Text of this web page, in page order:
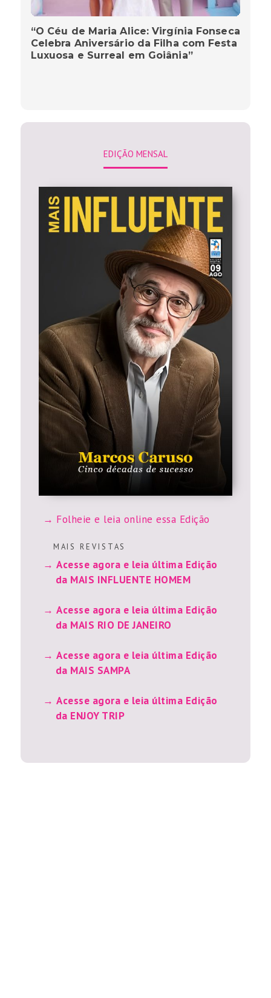
“O Céu de Maria Alice: Virgínia Fonseca
Celebra Aniversário da Filha com Festa
Luxuosa e Surreal em Goiânia”
EDIÇÃO MENSAL
Folheie e leia online essa Edição
M A I S R E V I S T A S
Acesse agora e leia última Edição
da MAIS INFLUENTE HOMEM
Acesse agora e leia última Edição
da MAIS RIO DE JANEIRO
Acesse agora e leia última Edição
da MAIS SAMPA
Acesse agora e leia última Edição
da ENJOY TRIP